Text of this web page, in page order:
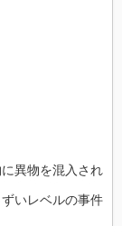
異物を混入され
いレベルの事件